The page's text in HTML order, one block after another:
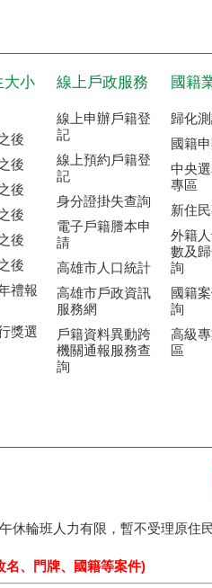
大小
後
後
後
後
後
後
禮報
獎選
線上戶政服務
線上申辦戶籍登
記
線上預約戶籍登
記
身分證掛失查詢
電子戶籍謄本申
請
高雄市人口統計
高雄市戶政資訊
服務網
戶籍資料異動跨
機關通報服務查
詢
國籍
歸化
國籍
中央
專區
新住
外籍
數及
詢
國籍
詢
高級
區
輪班人力有限，暫不受理原住
名、門牌、國籍等案件)